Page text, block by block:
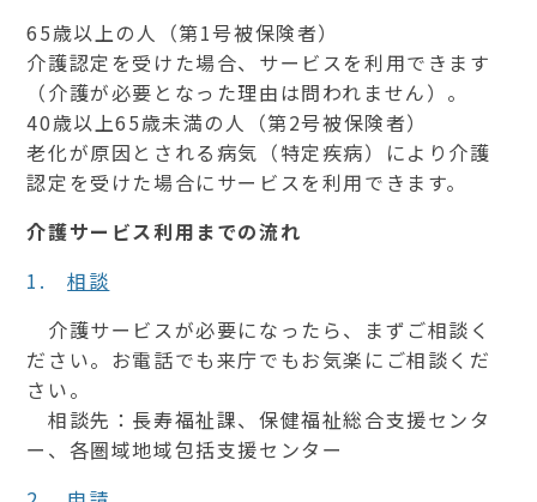
65歳以上の人（第1号被保険者）
介護認定を受けた場合、サービスを利用できます
（介護が必要となった理由は問われません）。
40歳以上65歳未満の人（第2号被保険者）
老化が原因とされる病気（特定疾病）により介護
認定を受けた場合にサービスを利用できます。
介護サービス利用までの流れ
1.相談
介護サービスが必要になったら、まずご相談く
ださい。お電話でも来庁でもお気楽にご相談くだ
さい。
相談先：長寿福祉課、保健福祉総合支援センタ
ー、各圏域地域包括支援センター